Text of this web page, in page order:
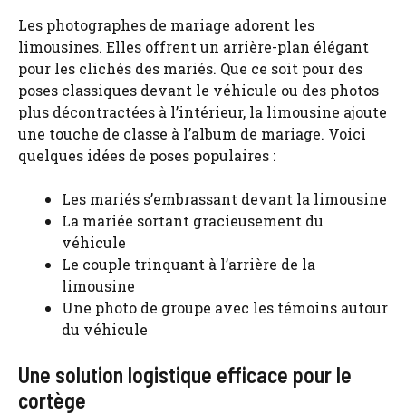
Les photographes de mariage adorent les
limousines. Elles offrent un arrière-plan élégant
pour les clichés des mariés. Que ce soit pour des
poses classiques devant le véhicule ou des photos
plus décontractées à l’intérieur, la limousine ajoute
une touche de classe à l’album de mariage. Voici
quelques idées de poses populaires :
Les mariés s’embrassant devant la limousine
La mariée sortant gracieusement du
véhicule
Le couple trinquant à l’arrière de la
limousine
Une photo de groupe avec les témoins autour
du véhicule
Une solution logistique efficace pour le
cortège